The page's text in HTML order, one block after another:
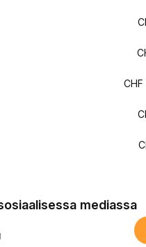
CHF
mediassa